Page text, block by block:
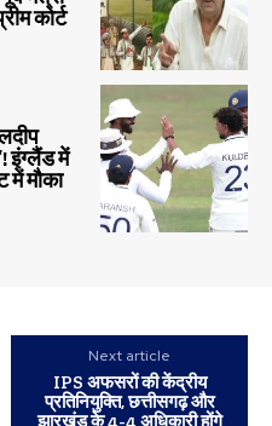
कोर्ट
इंग्लैंड में
में मौका
Next article
IPS अफसरों की केंद्रीय
प्रतिनियुक्ति, छत्तीसगढ़ और
झारखंड के 4-4 अधिकारी होंगे